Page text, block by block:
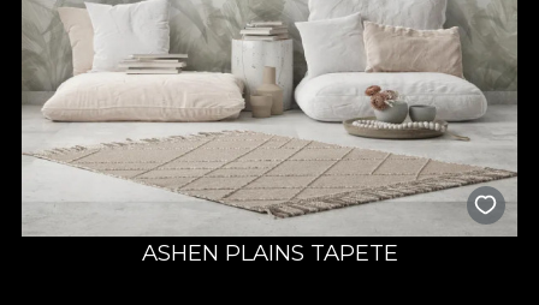
ASHEN PLAINS TAPETE